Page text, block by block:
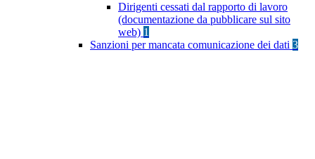
Dirigenti cessati dal rapporto di lavoro
(documentazione da pubblicare sul sito
web) 1
Sanzioni per mancata comunicazione dei dati 3